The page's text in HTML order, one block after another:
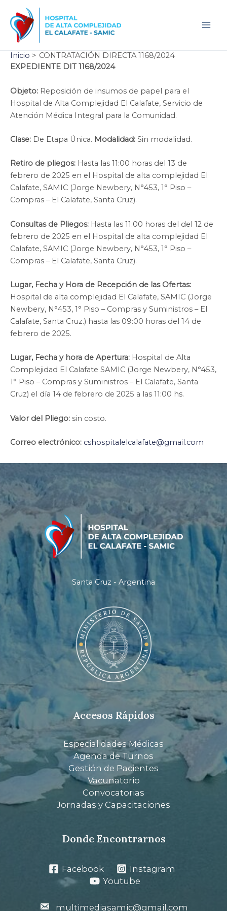
contenido
Inicio
CONTRATACIÓN DIRECTA 1168/2024
EXPEDIENTE DIT 1168/2024
Objeto: Reposición de insumos de papel para el
Hospital de Alta Complejidad El Calafate, Servicio de
Atención Médica Integral para la Comunidad.
Clase: De Etapa Única. Modalidad: Sin modalidad.
Retiro de pliegos: Hasta las 11:00 horas del 13 de
febrero de 2025 en el Hospital de alta complejidad El
Calafate, SAMIC (Jorge Newbery, N°453, 1° Piso –
Compras – El Calafate, Santa Cruz).
Consultas de Pliegos: Hasta las 11:00 horas del del 12 de
febrero de 2025 en el Hospital de alta complejidad El
Calafate, SAMIC (Jorge Newbery, N°453, 1° Piso –
Compras – El Calafate, Santa Cruz).
Lugar, Fecha y Hora de Recepción de las Ofertas:
Hospital de alta complejidad El Calafate, SAMIC (Jorge
Newbery, N°453, 1° Piso – Compras y Suministros – El
Calafate, Santa Cruz.) hasta las 09:00 horas del 14 de
febrero de 2025.
Lugar, Fecha y hora de Apertura: Hospital de Alta
Complejidad El Calafate SAMIC (Jorge Newbery, N°453,
1° Piso – Compras y Suministros – El Calafate, Santa
Cruz) el día 14 de febrero de 2025 a las 11:00 hs.
Valor del Pliego: sin costo.
Correo electrónico: cshospitalelcalafate@gmail.com
Santa Cruz - Argentina
Accesos Rápidos
Especialidades Médicas
Agenda de Turnos
Gestión de Pacientes
Vacunatorio
Convocatorias
Jornadas y Capacitaciones
Donde Encontrarnos
Facebook
Instagram
Youtube
multimediasamic@gmail.com